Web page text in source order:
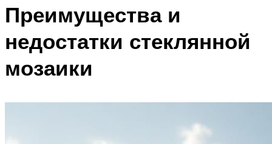
Преимущества и
недостатки стеклянной
мозаики